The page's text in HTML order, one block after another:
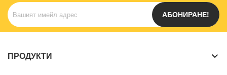
АБОНИРАНЕ!
ПРОДУКТИ keyboard_arrow_down